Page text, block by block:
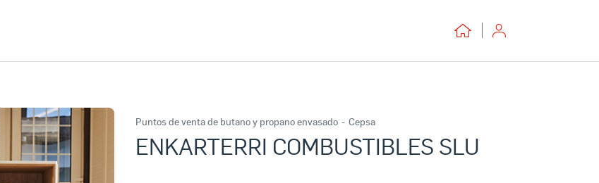
Puntos de venta de butano y propano envasado - Cepsa
ENKARTERRI COMBUSTIBLES SLU